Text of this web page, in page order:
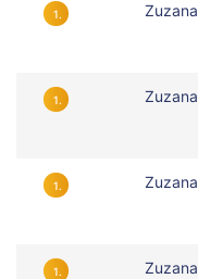
1. Zuzana
1. Zuzana
1. Zuzana
1. Zuzana